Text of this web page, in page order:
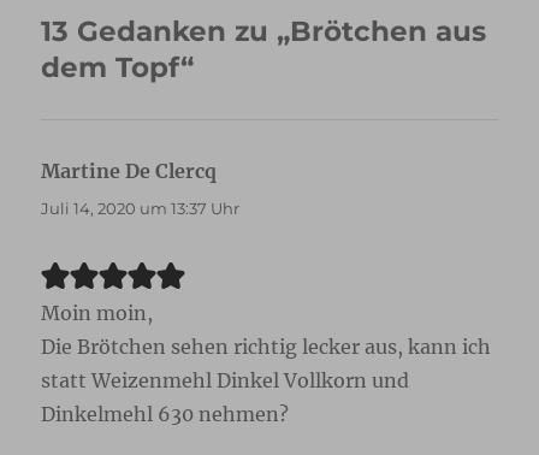
13 Gedanken zu „Brötchen aus
dem Topf“
Martine De Clercq
Juli 14, 2020 um 13:37 Uhr
Moin moin,
Die Brötchen sehen richtig lecker aus, kann ich
statt Weizenmehl Dinkel Vollkorn und
Dinkelmehl 630 nehmen?